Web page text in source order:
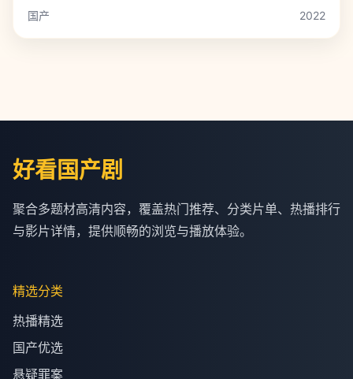
国产 2022
好看国产剧
聚合多题材高清内容，覆盖热门推荐、分类片单、热播排行
与影片详情，提供顺畅的浏览与播放体验。
精选分类
热播精选
国产优选
悬疑罪案